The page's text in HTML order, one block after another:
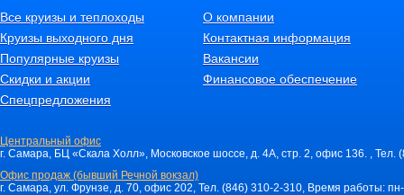
Все круизы и теплоходы
Круизы выходного дня
Популярные круизы
Скидки и акции
Спецпредложения
О компании
Контактная информация
Вакансии
Финансовое обеспечение
Центральный офис
г. Самара, БЦ «Скала Холл», Московское шоссе, д. 4А, стр. 2, офис 136. ,
Офис продаж (бывший Речной вокзал)
г. Самара, ул. Фрунзе, д. 70, офис 202, Тел. (846) 310-2-310, Время работы: